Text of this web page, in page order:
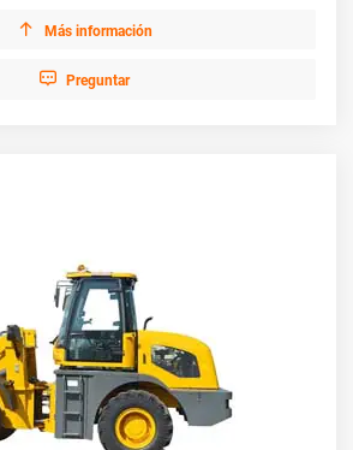
 Más información
 Preguntar